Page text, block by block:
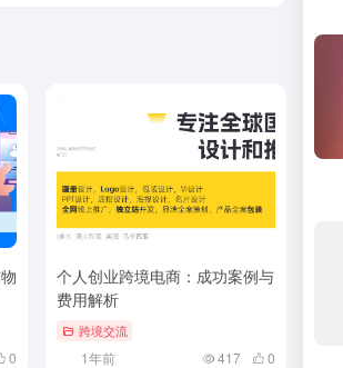
0
个人创业跨境电商：成功案例与
费用解析
跨境交流
1年前 417 0